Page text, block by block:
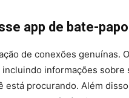
app de bate-
de conexões genuínas.
informações
está procurando. Além